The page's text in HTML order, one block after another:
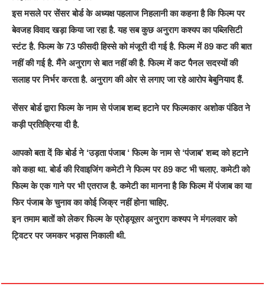
इस मसले पर सेंसर बोर्ड के अध्यक्ष पहलाज निहलानी का कहना है कि फिल्म पर
बेवजह विवाद खड़ा किया जा रहा है. यह सब कुछ अनुराग कश्यप का पब्लिसिटी
स्टंट है. फिल्म के 73 फीसदी हिस्से को मंजूरी दी गई है. फिल्म में 89 कट की बात
नहीं की गई है. मैंने अनुराग से बात नहीं की है. फिल्म में कट पैनल सदस्यों की
सलाह पर निर्भर करता है. अनुराग की ओर से लगाए जा रहे आरोप बेबुनियाद हैं.
सेंसर बोर्ड द्वारा फिल्म के नाम से पंजाब शब्द हटाने पर फिल्मकार अशोक पंडित ने
कड़ी प्रतिक्रिया दी है.
आपको बता दें कि बोर्ड ने ‘उड़ता पंजाब ‘ फिल्म के नाम से ‘पंजाब’ शब्द को हटाने
को कहा था. बोर्ड की रिवाइजिंग कमेटी ने फिल्म पर 89 कट भी चलाए. कमेटी को
फिल्म के एक गाने पर भी एतराज है. कमेटी का मानना है कि फिल्म में पंजाब का या
फिर पंजाब के चुनाव का कोई जिक्र नहीं होना चाहिए.
इन तमाम बातों को लेकर फिल्म के प्रोड्यूसर अनुराग कश्यप ने मंगलवार को
ट्विटर पर जमकर भड़ास निकाली थी.